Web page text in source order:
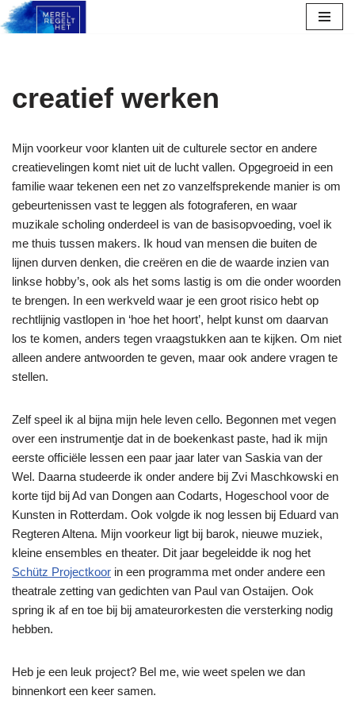
inhoud
creatief werken
Mijn voorkeur voor klanten uit de culturele sector en andere
creatievelingen komt niet uit de lucht vallen. Opgegroeid in een
familie waar tekenen een net zo vanzelfsprekende manier is om
gebeurtenissen vast te leggen als fotograferen, en waar
muzikale scholing onderdeel is van de basisopvoeding, voel ik
me thuis tussen makers. Ik houd van mensen die buiten de
lijnen durven denken, die creëren en die de waarde inzien van
linkse hobby’s, ook als het soms lastig is om die onder woorden
te brengen. In een werkveld waar je een groot risico hebt op
rechtlijnig vastlopen in ‘hoe het hoort’, helpt kunst om daarvan
los te komen, anders tegen vraagstukken aan te kijken. Om niet
alleen andere antwoorden te geven, maar ook andere vragen te
stellen.
Zelf speel ik al bijna mijn hele leven cello. Begonnen met vegen
over een instrumentje dat in de boekenkast paste, had ik mijn
eerste officiële lessen een paar jaar later van Saskia van der
Wel. Daarna studeerde ik onder andere bij Zvi Maschkowski en
korte tijd bij Ad van Dongen aan Codarts, Hogeschool voor de
Kunsten in Rotterdam. Ook volgde ik nog lessen bij Eduard van
Regteren Altena. Mijn voorkeur ligt bij barok, nieuwe muziek,
kleine ensembles en theater. Dit jaar begeleidde ik nog het
Schütz Projectkoor in een programma met onder andere een
theatrale zetting van gedichten van Paul van Ostaijen. Ook
spring ik af en toe bij bij amateurorkesten die versterking nodig
hebben.
Heb je een leuk project? Bel me, wie weet spelen we dan
binnenkort een keer samen.